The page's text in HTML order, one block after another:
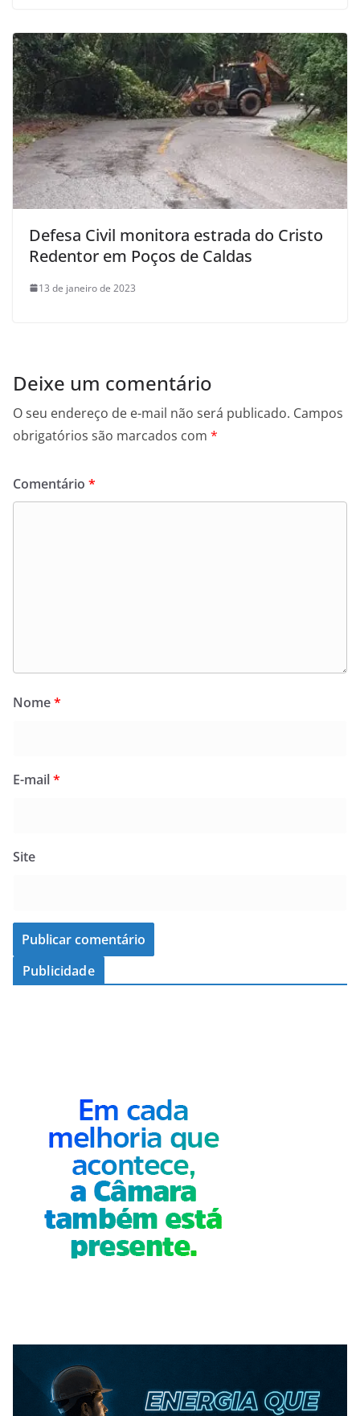
Defesa Civil monitora estrada do Cristo
Redentor em Poços de Caldas
13 de janeiro de 2023
Deixe um comentário
O seu endereço de e-mail não será publicado. Campos
obrigatórios são marcados com *
Comentário *
Nome*
E-mail*
Site
Publicidade